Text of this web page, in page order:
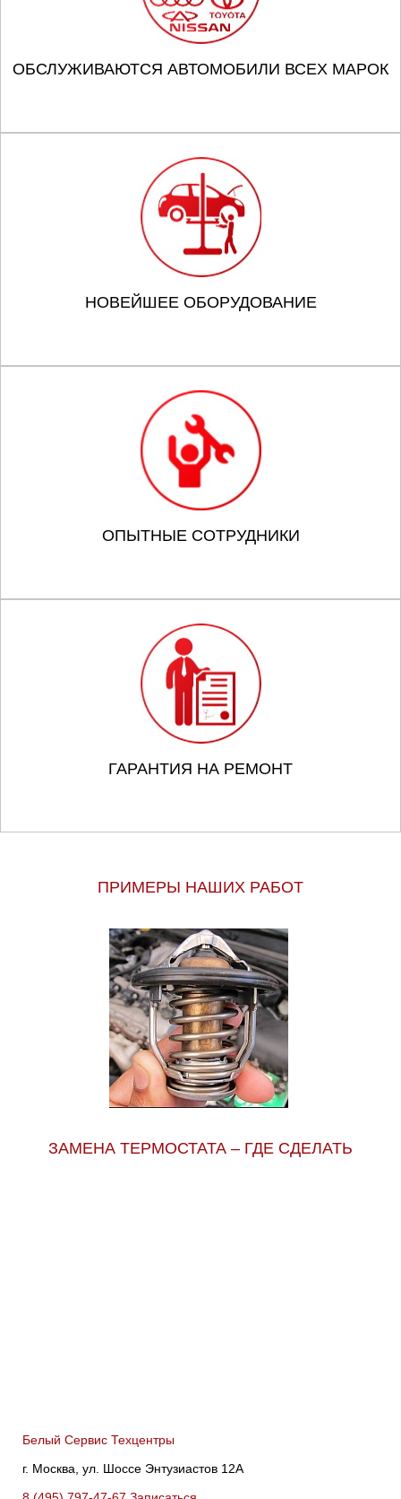
ОБСЛУЖИВАЮТСЯ АВТОМОБИЛИ ВСЕХ МАРОК
НОВЕЙШЕЕ ОБОРУДОВАНИЕ
ОПЫТНЫЕ СОТРУДНИКИ
ГАРАНТИЯ НА РЕМОНТ
ПРИМЕРЫ НАШИХ РАБОТ
ЗАМЕНА ТЕРМОСТАТА – ГДЕ СДЕЛАТЬ
Белый Сервис Техцентры
г. Москва, ул. Шоссе Энтузиастов 12А